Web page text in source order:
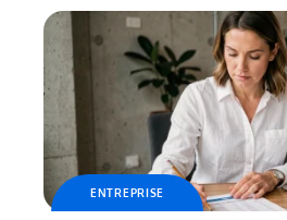
ENTREPRISE